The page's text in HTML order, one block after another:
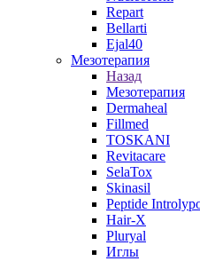
Repart
Bellarti
Ejal40
Мезотерапия
Назад
Мезотерапия
Dermaheal
Fillmed
TOSKANI
Revitacare
SelaTox
Skinasil
Peptide
Hair-X
Pluryal
Иглы